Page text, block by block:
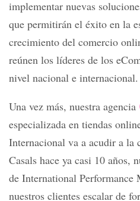
implementar nuevas
que permitirán el éxito en la
crecimiento del comercio
reúnen los líderes de los
nivel nacional e internacional.
Una vez más, nuestra agencia
especializada en tiendas
Internacional va a acudir a la
Casals hace ya casi 10 años,
de International Performance
nuestros clientes escalar de